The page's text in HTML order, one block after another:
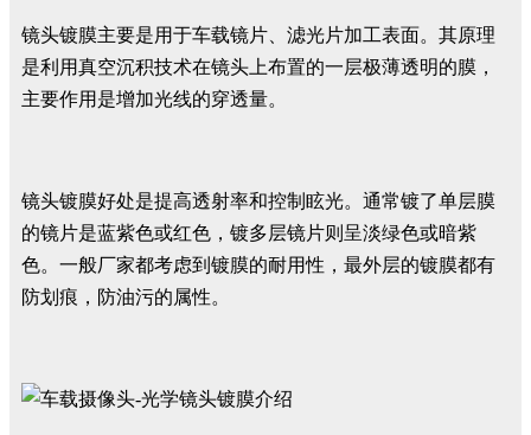
镜头镀膜主要是用于车载镜片、滤光片加工表面。其原理
是利用真空沉积技术在镜头上布置的一层极薄透明的膜，
主要作用是增加光线的穿透量。
镜头镀膜好处是提高透射率和控制眩光。通常镀了单层膜
的镜片是蓝紫色或红色，镀多层镜片则呈淡绿色或暗紫
色。一般厂家都考虑到镀膜的耐用性，最外层的镀膜都有
防划痕，防油污的属性。